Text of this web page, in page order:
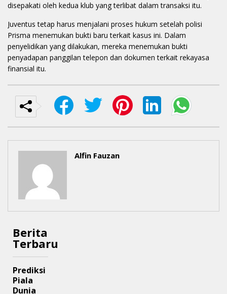
disepakati oleh kedua klub yang terlibat dalam transaksi itu.
Juventus tetap harus menjalani proses hukum setelah polisi
Prisma menemukan bukti baru terkait kasus ini. Dalam
penyelidikan yang dilakukan, mereka menemukan bukti
penyadapan panggilan telepon dan dokumen terkait rekayasa
finansial itu.
Alfin Fauzan
Berita
Terbaru
Prediksi
Piala
Dunia